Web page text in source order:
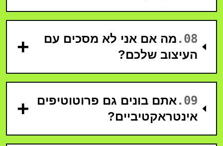
08
. מה אם אני לא מסכים עם
העיצוב שלכם?
+
09
.אתם בונים גם פרוטוטיפים
אינטראקטיביים?
+